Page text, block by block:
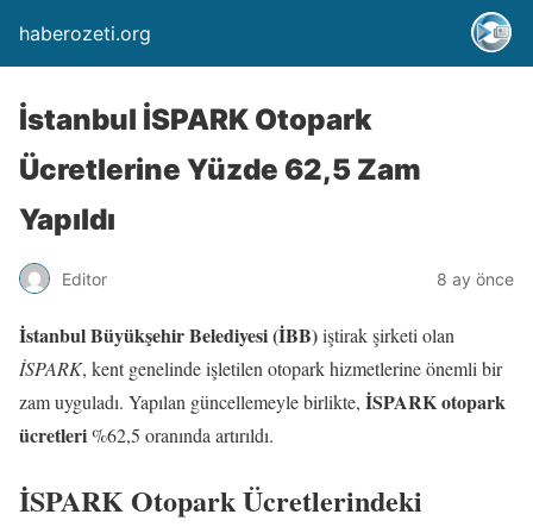
haberozeti.org
İstanbul İSPARK Otopark
Ücretlerine Yüzde 62,5 Zam
Yapıldı
Editor 8 ay önce
İstanbul Büyükşehir Belediyesi (İBB)iştirak şirketi olan
İSPARK, kent genelinde işletilen otopark hizmetlerine önemli bir
zam uyguladı. Yapılan güncellemeyle birlikte, İSPARK otopark
ücretleri%62,5 oranında artırıldı.
İSPARK Otopark Ücretlerindeki